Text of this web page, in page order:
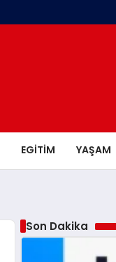
EGITIM YAŞAM
Son Dakika